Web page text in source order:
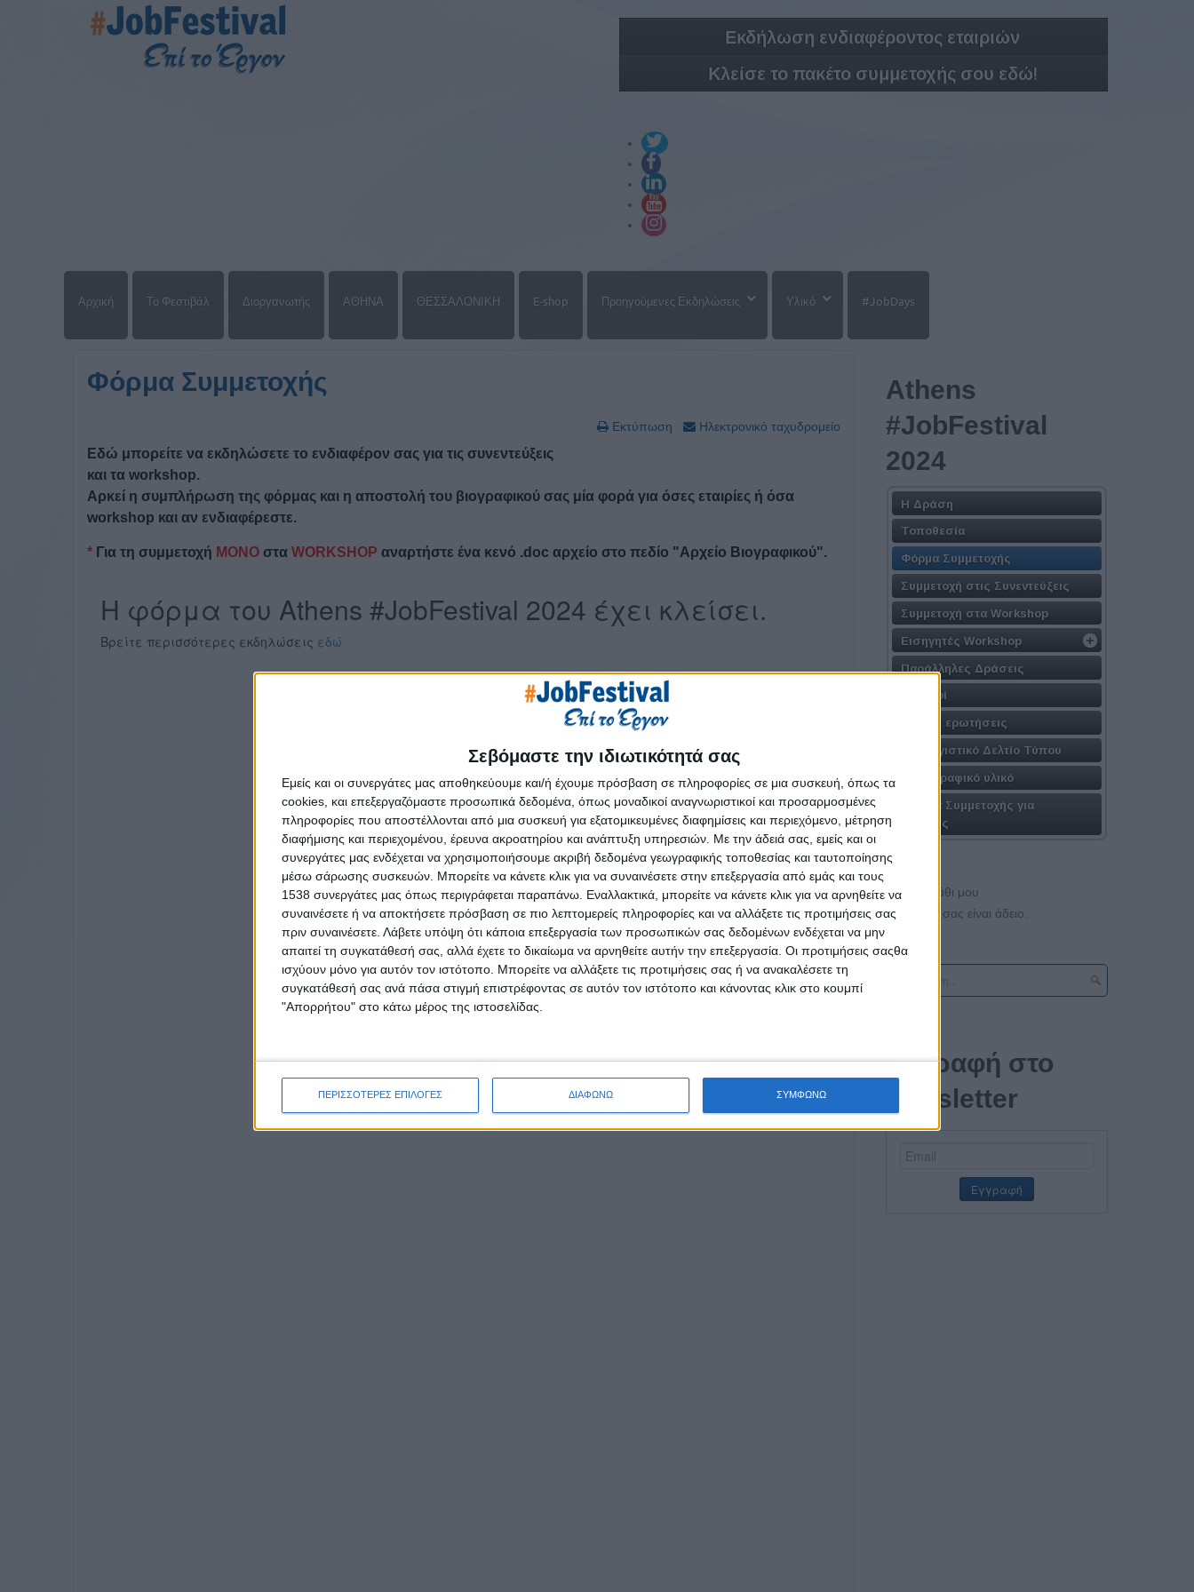
Σεβόμαστε την ιδιωτικότητά σας
Εμείς και οι συνεργάτες μας αποθηκεύουμε και/ή έχουμε πρόσβαση σε πληροφορίες σε μια συσκευή, όπως τα
cookies, και επεξεργαζόμαστε προσωπικά δεδομένα, όπως μοναδικοί αναγνωριστικοί και προσαρμοσμένες
πληροφορίες που αποστέλλονται από μια συσκευή για εξατομικευμένες διαφημίσεις και περιεχόμενο, μέτρηση
διαφήμισης και περιεχομένου, έρευνα ακροατηρίου και ανάπτυξη υπηρεσιών. Με την άδειά σας, εμείς και οι
συνεργάτες μας ενδέχεται να χρησιμοποιήσουμε ακριβή δεδομένα γεωγραφικής τοποθεσίας και ταυτοποίησης
μέσω σάρωσης συσκευών. Μπορείτε να κάνετε κλικ για να συναινέσετε στην επεξεργασία από εμάς και τους
1538 συνεργάτες μας όπως περιγράφεται παραπάνω. Εναλλακτικά, μπορείτε να κάνετε κλικ για να αρνηθείτε να
συναινέσετε ή να αποκτήσετε πρόσβαση σε πιο λεπτομερείς πληροφορίες και να αλλάξετε τις προτιμήσεις σας
πριν συναινέσετε. Λάβετε υπόψη ότι κάποια επεξεργασία των προσωπικών σας δεδομένων ενδέχεται να μην
απαιτεί τη συγκατάθεσή σας, αλλά έχετε το δικαίωμα να αρνηθείτε αυτήν την επεξεργασία. Οι προτιμήσεις σαςθα
ισχύουν μόνο για αυτόν τον ιστότοπο. Μπορείτε να αλλάξετε τις προτιμήσεις σας ή να ανακαλέσετε τη
συγκατάθεσή σας ανά πάσα στιγμή επιστρέφοντας σε αυτόν τον ιστότοπο και κάνοντας κλικ στο κουμπί
"Απορρήτου" στο κάτω μέρος της ιστοσελίδας.
ΠΕΡΙΣΣΟΤΕΡΕΣ ΕΠΙΛΟΓΕΣ ΔΙΑΦΩΝΩ ΣΥΜΦΩΝΩ
Εκδήλωση ενδιαφέροντος εταιριών
Κλείσε το πακέτο συμμετοχής σου εδώ!
Αρχική Το Φεστιβάλ Διοργανωτής ΑΘΗΝΑ ΘΕΣΣΑΛΟΝΙΚΗ E-shop Προηγούμενες Εκδηλώσεις Υλικό #JobDays
Φόρμα Συμμετοχής
Εκτύπωση Ηλεκτρονικό ταχυδρομείο
Εδώ μπορείτε να εκδηλώσετε το ενδιαφέρον σας για τις συνεντεύξεις
και τα workshop.
Αρκεί η συμπλήρωση της φόρμας και η αποστολή του βιογραφικού σας μία φορά για όσες εταιρίες ή όσα
workshop και αν ενδιαφέρεστε.
* Για τη συμμετοχή ΜΟΝΟ στα WORKSHOP αναρτήστε ένα κενό .doc αρχείο στο πεδίο "Αρχείο Βιογραφικού".
Athens
#JobFestival
2024
Η Δράση
Τοποθεσία
Φόρμα Συμμετοχής
Συμμετοχή στις Συνεντεύξεις
Συμμετοχή στα Workshop
Εισηγητές Workshop
Παράλληλες Δράσεις
Χορηγοί
Συχνές ερωτήσεις
Απολογιστικό Δελτίο Τύπου
Φωτογραφικό υλικό
Πακέτα Συμμετοχής για
Εταιρίες
Το καλάθι μου
Το καλάθι σας είναι άδειο.
Εγγραφή στο
newsletter